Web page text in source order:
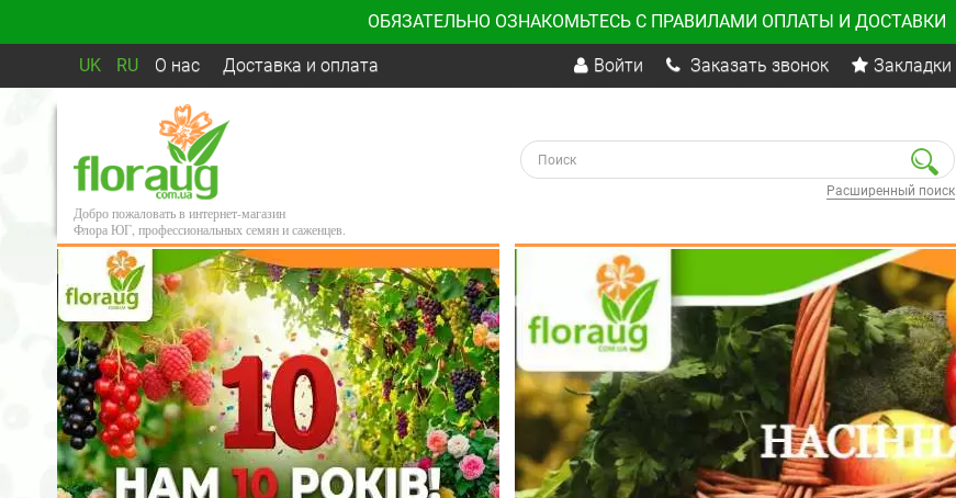
ОБЯЗАТЕЛЬНО ОЗНАКОМЬТЕСЬ С ПРАВИЛАМИ ОПЛАТЫ И ДОСТАВКИ
UK RU О нас Доставка и оплата Войти Заказать звонок Закладки
Добро пожаловать в интернет-магазин
Флора ЮГ, профессиональных семян и саженцев.
Расширенный поиск